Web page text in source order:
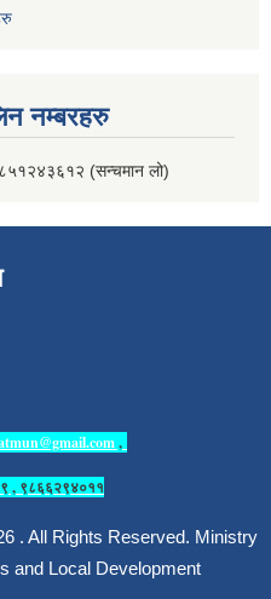
नम्बरहरु
(सन्चमान लो)
,
, ९८६६२९४०११
. All Rights Reserved. Ministry
and Local Development